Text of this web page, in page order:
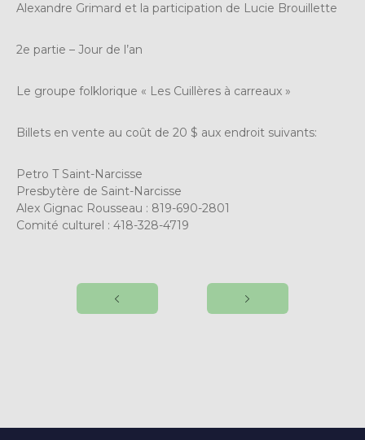
Alexandre Grimard et la participation de Lucie Brouillette
2e partie – Jour de l’an
Le groupe folklorique « Les Cuillères à carreaux »
Billets en vente au coût de 20 $ aux endroit suivants:
Petro T Saint-Narcisse
Presbytère de Saint-Narcisse
Alex Gignac Rousseau : 819-690-2801
Comité culturel : 418-328-4719